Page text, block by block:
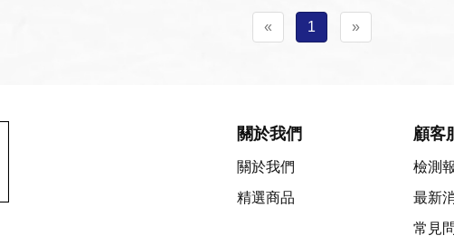
« 1 »
關於我們
關於我們
精選商品
顧客
檢測
最新
常見